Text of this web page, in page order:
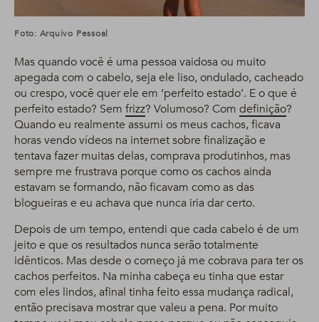
Foto: Arquivo Pessoal
Mas quando você é uma pessoa vaidosa ou muito
apegada com o cabelo, seja ele liso, ondulado, cacheado
ou crespo, você quer ele em ‘perfeito estado’. E o que é
perfeito estado? Sem frizz? Volumoso? Com definição?
Quando eu realmente assumi os meus cachos, ficava
horas vendo vídeos na internet sobre finalização e
tentava fazer muitas delas, comprava produtinhos, mas
sempre me frustrava porque como os cachos ainda
estavam se formando, não ficavam como as das
blogueiras e eu achava que nunca iria dar certo.
Depois de um tempo, entendi que cada cabelo é de um
jeito e que os resultados nunca serão totalmente
idênticos. Mas desde o começo já me cobrava para ter os
cachos perfeitos. Na minha cabeça eu tinha que estar
com eles lindos, afinal tinha feito essa mudança radical,
então precisava mostrar que valeu a pena. Por muito